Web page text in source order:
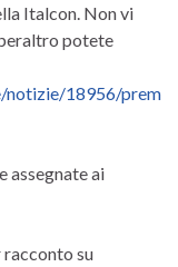
Italcon. Non vi
potete
notizie/18956/prem
assegnate ai
racconto su